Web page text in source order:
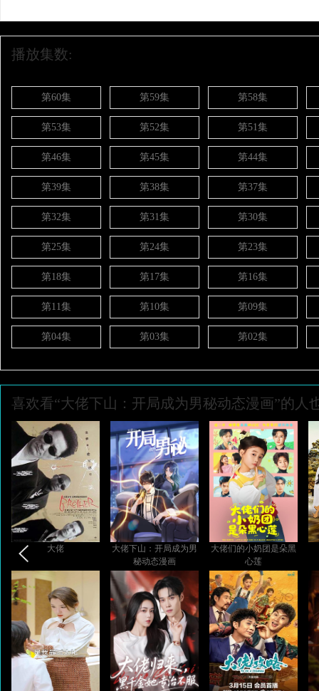
播放集数:
第60集 第59集 第58集
第53集 第52集 第51集
第46集 第45集 第44集
第39集 第38集 第37集
第32集 第31集 第30集
第25集 第24集 第23集
第18集 第17集 第16集
第11集 第10集 第09集
第04集 第03集 第02集
喜欢看“大佬下山：开局成为男秘动态漫画”的人
大佬
大佬下山：开局成为男
秘动态漫画
大佬们的小奶团是朵黑
心莲